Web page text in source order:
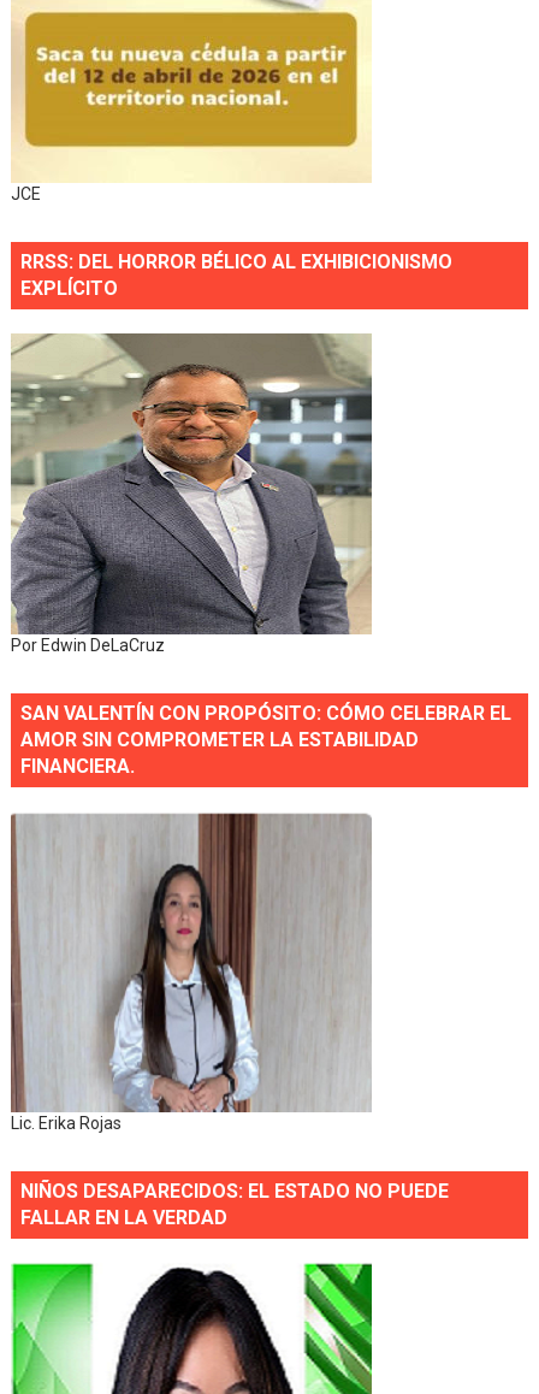
JCE
RRSS: DEL HORROR BÉLICO AL EXHIBICIONISMO
EXPLÍCITO
Por Edwin DeLaCruz
SAN VALENTÍN CON PROPÓSITO: CÓMO CELEBRAR EL
AMOR SIN COMPROMETER LA ESTABILIDAD
FINANCIERA.
Lic. Erika Rojas
NIÑOS DESAPARECIDOS: EL ESTADO NO PUEDE
FALLAR EN LA VERDAD